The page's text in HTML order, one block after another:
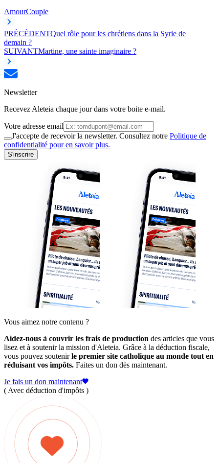
AmourCouple
PRÉCÉDENTQuel rôle pour les chrétiens dans la Syrie de
demain ?
SUIVANTMartine, une sainte imaginaire ?
Newsletter
Recevez Aleteia chaque jour dans votre boite e-mail.
Votre adresse email
J'accepte de recevoir la newsletter. Consultez notre Politique de
confidentialité pour en savoir plus.
S'inscrire
Vous aimez notre contenu ?
Aidez-nous à couvrir les frais de production des articles que vous
lisez et à soutenir la mission d'Aleteia. Grâce à la déduction fiscale,
vous pouvez soutenirle premier site catholique au monde tout en
réduisant vos impôts. Faites un don dès maintenant.
Je fais un don maintenant
( Avec déduction d'impôts )